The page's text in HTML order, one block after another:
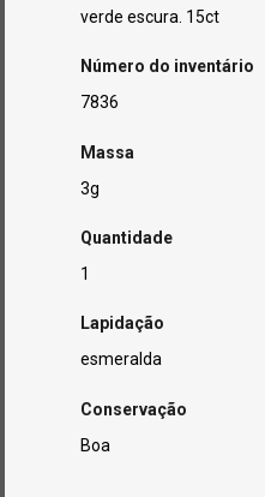
verde escura. 15ct
Número do inventário
7836
Massa
3g
Quantidade
1
Lapidação
esmeralda
Conservação
Boa